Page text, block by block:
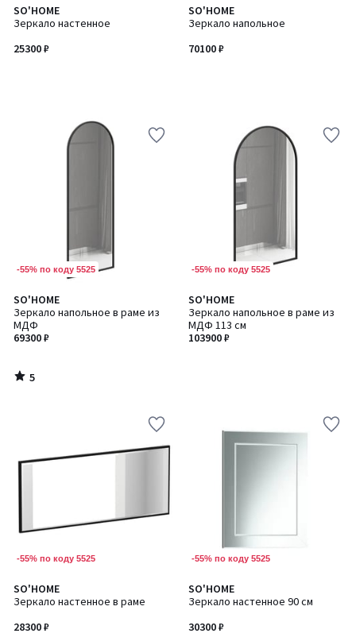
SO'HOME
Зеркало настенное
25300 ₽
SO'HOME
Зеркало напольное
70100 ₽
-55% по коду 5525
SO'HOME
Зеркало напольное в раме из
МДФ
69300 ₽
5
/
5
5
/
-55% по коду 5525
SO'HOME
Зеркало напольное в раме из
МДФ 113 см
103900 ₽
-55% по коду 5525
SO'HOME
Зеркало настенное в раме
28300 ₽
-55% по коду 5525
SO'HOME
Зеркало настенное 90 см
30300 ₽